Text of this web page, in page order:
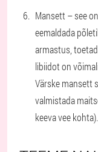
Mansett – see
eemaldada
armastus,
libiidot on
Värske mansett
valmistada
keeva vee kohta).